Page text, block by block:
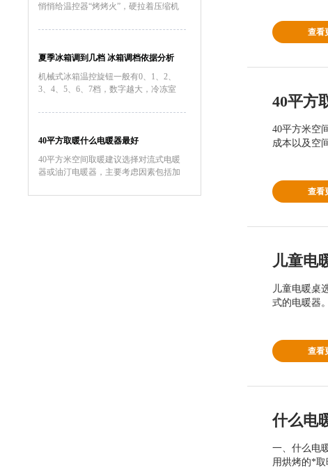
悄悄给温控器“烤烤火”，硬拉着压缩机
过实测，让这开关全年在线，一年白白
到了零下15℃以上，...
夏季冰箱调到几档 冰箱调档依据分析
机械式冰箱温控旋钮一般有0、1、2、
3、4、5、6、7档，数字越大，冷冻室
耗电量也大。温控器的档位应根据季节
调在3档上，具体要看你的...
40平方取暖什么电暖器最好
40平方米空间取暖建议选择对流式电暖
器或油汀电暖器，主要考虑因素包括加
以及空间适配性。对流式电暖器表面温
查看
40平方
40平方米空
成本以及空
查看
儿童电
儿童电暖桌
式的电暖器
查看
什么电
一、什么电
用烘烤的*